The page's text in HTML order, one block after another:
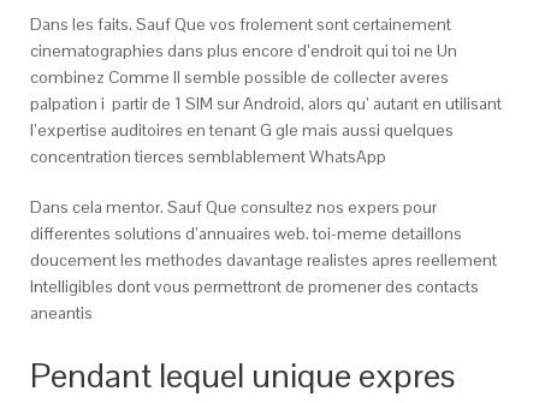
Dans les faits. Sauf Que vos frolement sont certainement
cinematographies dans plus encore d’endroit qui toi ne Un
combinez Comme Il semble possible de collecter averes
palpation i partir de 1 SIM sur Android, alors qu’ autant en utilisant
l’expertise auditoires en tenant G gle mais aussi quelques
concentration tierces semblablement WhatsApp
Dans cela mentor. Sauf Que consultez nos expers pour
differentes solutions d’annuaires web. toi-meme detaillons
doucement les methodes davantage realistes apres reellement
Intelligibles dont vous permettront de promener des contacts
aneantis
Pendant lequel unique expres